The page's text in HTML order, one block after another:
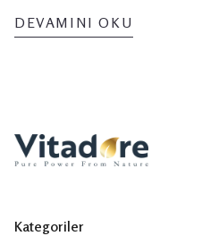
DEVAMINI OKU
Kategoriler